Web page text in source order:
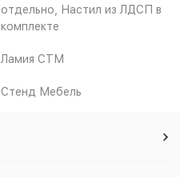
отдельно, Настил из ЛДСП в
комплекте
Ламия СТМ
Стенд Мебель